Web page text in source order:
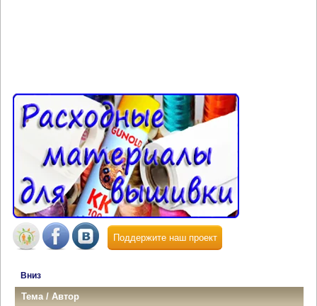
Поддержите наш проект
Вниз
Тема/Автор